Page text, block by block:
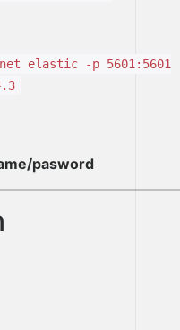
elastic -p 5601:5601
pasword